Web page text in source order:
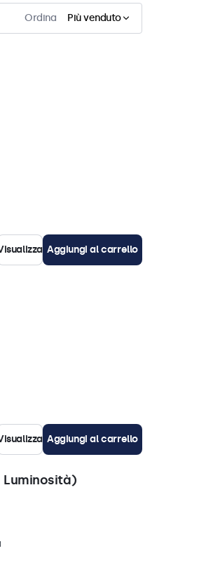
Ordina Più venduto
Aggiungi al carrello
Aggiungi al carrello
Luminosità)